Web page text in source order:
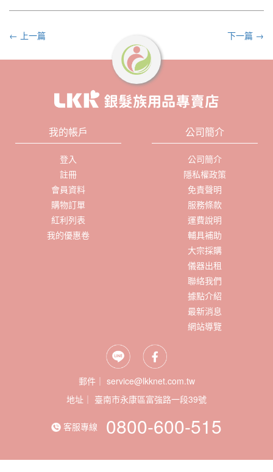
← 上一篇 下一篇 →
我的帳戶
登入
註冊
會員資料
購物訂單
紅利列表
我的優惠卷
公司簡介
公司簡介
隱私權政策
免責聲明
服務條款
運費說明
輔具補助
大宗採購
儀器出租
聯絡我們
據點介紹
最新消息
網站導覽
郵件｜ service@lkknet.com.tw
地址｜
客服專線 0800-600-515